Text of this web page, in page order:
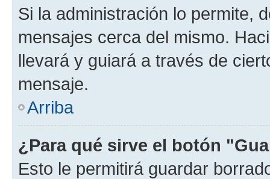
Si la administración lo permite,
mensajes cerca del mismo.
llevará y guiará a través de
mensaje.
Arriba
¿Para qué sirve el botón
Esto le permitirá guardar